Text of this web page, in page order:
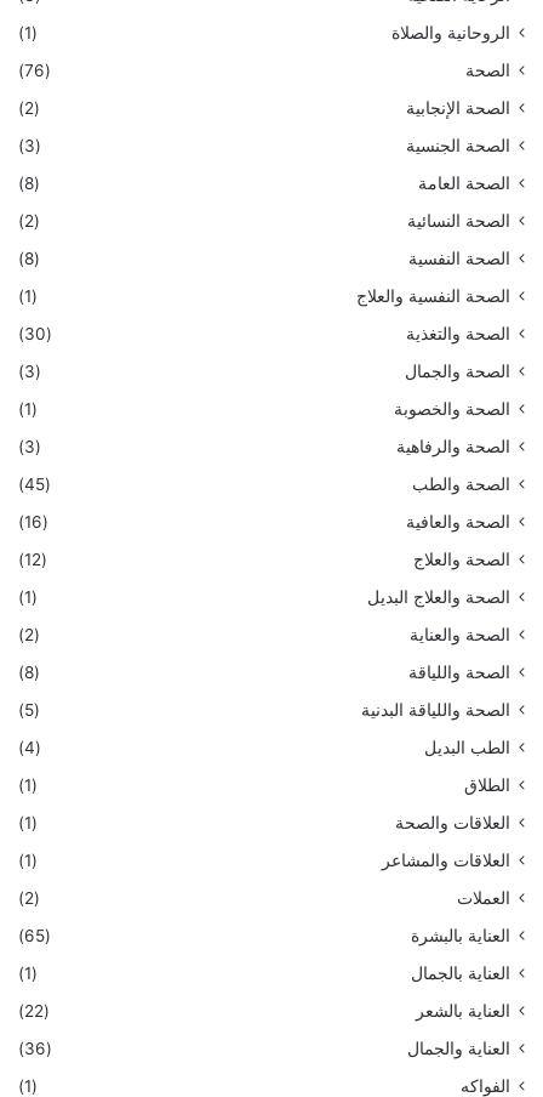
الروحانية والصلاة
(1)
الصحة
(76)
الصحة الإنجابية
(2)
الصحة الجنسية
(3)
الصحة العامة
(8)
الصحة النسائية
(2)
الصحة النفسية
(8)
الصحة النفسية والعلاج
(1)
الصحة والتغذية
(30)
الصحة والجمال
(3)
الصحة والخصوبة
(1)
الصحة والرفاهية
(3)
الصحة والطب
(45)
الصحة والعافية
(16)
الصحة والعلاج
(12)
الصحة والعلاج البديل
(1)
الصحة والعناية
(2)
الصحة واللياقة
(8)
الصحة واللياقة البدنية
(5)
الطب البديل
(4)
الطلاق
(1)
العلاقات والصحة
(1)
العلاقات والمشاعر
(1)
العملات
(2)
العناية بالبشرة
(65)
العناية بالجمال
(1)
العناية بالشعر
(22)
العناية والجمال
(36)
الفواكه
(1)